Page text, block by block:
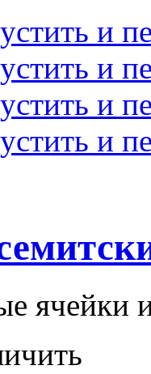
и
и
и
и
ячейки